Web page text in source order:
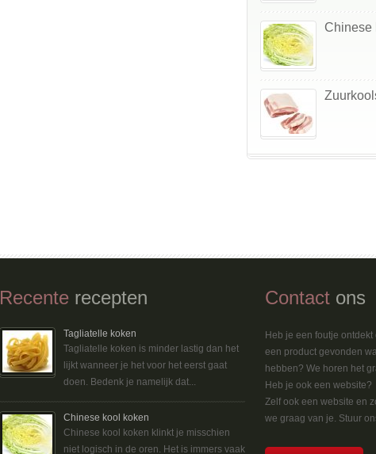
Chinese
Recente recepten
Tagliatelle koken
Tagliatelle koken is minder lastig dan het
lijkt wanneer je het voor het eerst gaat
doen. Bedenk je namelijk dat...
Chinese kool koken
Chinese kool koken klinkt je misschien
niet logisch in de oren. Het is immers vaak
Contact ons
Heb je een foutje
een product gevonden
hebben? We horen het
Heb je ook een website?
Zelf ook een website en
we graag van je. Stuur